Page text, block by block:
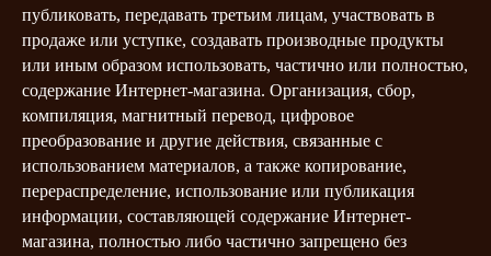
публиковать, передавать третьим лицам, участвовать в
продаже или уступке, создавать производные продукты
или иным образом использовать, частично или полностью,
содержание Интернет-магазина. Организация, сбор,
компиляция, магнитный перевод, цифровое
преобразование и другие действия, связанные с
использованием материалов, а также копирование,
перераспределение, использование или публикация
информации, составляющей содержание Интернет-
магазина, полностью либо частично запрещено без